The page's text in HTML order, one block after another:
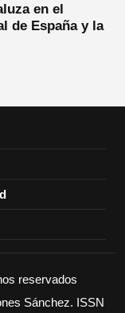
en el
de España y la
reservados
Sánchez. ISSN